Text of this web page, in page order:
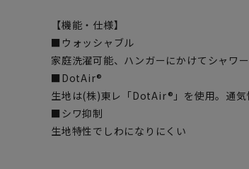
【機能・仕様】
■ウォッシャブル
家庭洗濯可能、ハンガーにかけてシャワ
■DotAir®
生地は(株)東レ「DotAir®」を使用。通気
■シワ抑制
生地特性でしわになりにくい